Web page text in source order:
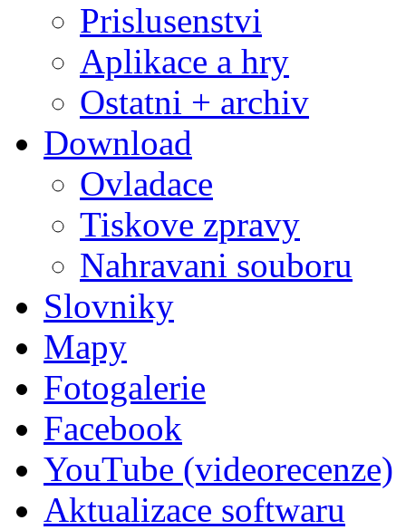
Prislusenstvi
Aplikace a hry
Ostatni + archiv
Download
Ovladace
Tiskove zpravy
Nahravani souboru
Slovniky
Mapy
Fotogalerie
Facebook
YouTube (videorecenze)
Aktualizace softwaru